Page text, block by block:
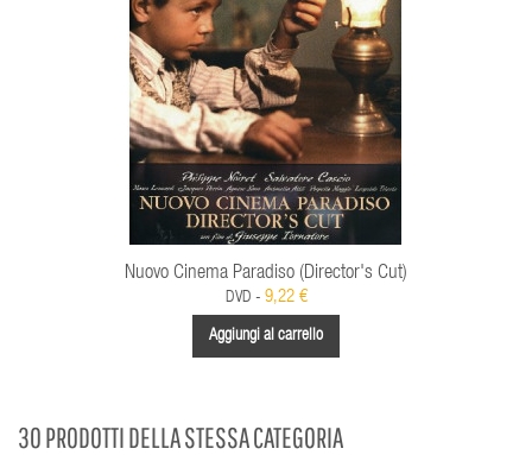
Nuovo Cinema Paradiso (Director's Cut)
DVD - 9,22 €
Aggiungi al carrello
30 PRODOTTI DELLA STESSA CATEGORIA